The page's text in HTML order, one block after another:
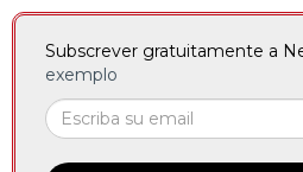
Subscrever gratuitamente a
exemplo